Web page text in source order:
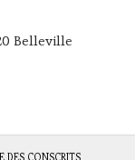
Belleville
DES CONSCRITS